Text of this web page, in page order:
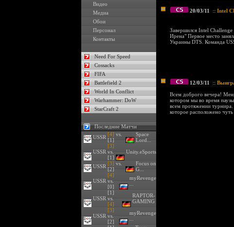
Видео
Медиа
Обои
Персонал
Контакты
Need For Speed
Cossacks
FIFA
Battlefield 2
World In Conflict
Warhammer: DoW
StarCraft 2
Последние Матчи
USSR [4] vs.
[1]
Space
Lord...
USSR
[3]
vs.
[1]
Unity.eSports
USSR [3] vs.
[2]
Focus on
G...
USSR
[4]
vs.
[0]
myRevenge
USSR
[1]
vs.
[4]
RAPTOR-
GAMING
USSR
[3]
vs.
[2]
myRevenge
20/03/11 :: Intel
Завершился Intel
Ирена" Первое место
Украины DTS. Команда
12/03/11 ::
Всем доброго вечера!
котором мы во время
всем протяжении
которое расположено чуть